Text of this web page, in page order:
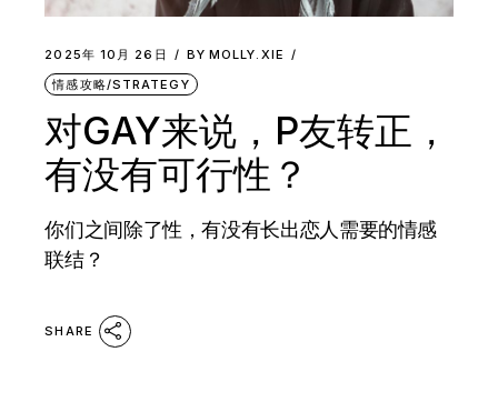
2025年 10月 26日 BY MOLLY.XIE
情感攻略/STRATEGY
对GAY来说，P友转正，
有没有可行性？
你们之间除了性，有没有长出恋人需要的情感
联结？
SHARE